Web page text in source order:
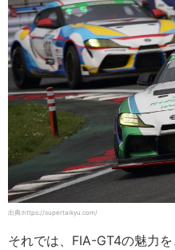
出典:https://supertaikyu.com/
それでは、FIA-GT4の魅力